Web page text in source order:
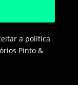
a política
Pinto &